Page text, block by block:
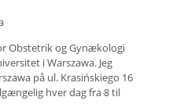
Obstetrik og Gynækologi
i Warszawa. Jeg
på ul. Krasińskiego 16
hver dag fra 8 til